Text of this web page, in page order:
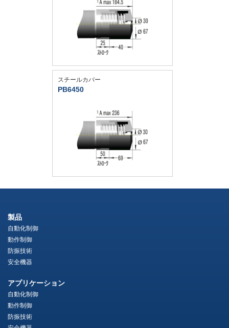
スチールカバー
PB6450
製品
自動化制御
動作制御
防振技術
安全機器
アプリケーション
自動化制御
動作制御
防振技術